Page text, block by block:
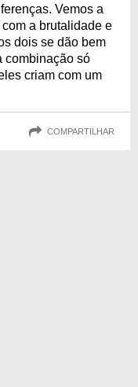
Vemos a
a brutalidade e
dois se dão bem
combinação só
criam com um
COMPARTILHAR